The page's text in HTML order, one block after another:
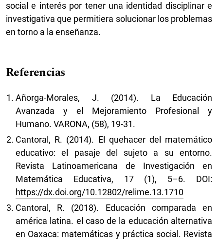
social e interés por tener una identidad disciplinar e
investigativa que permitiera solucionar los problemas
en torno a la enseñanza.
Referencias
Añorga-Morales, J. (2014). La Educación
Avanzada y el Mejoramiento Profesional y
Humano. VARONA, (58), 19-31.
Cantoral, R. (2014). El quehacer del matemático
educativo: el pasaje del sujeto a su entorno.
Revista Latinoamericana de Investigación en
Matemática Educativa, 17 (1), 5–6. DOI:
https://dx.doi.org/10.12802/relime.13.1710
Cantoral, R. (2018). Educación comparada en
américa latina. el caso de la educación alternativa
en Oaxaca: matemáticas y práctica social. Revista